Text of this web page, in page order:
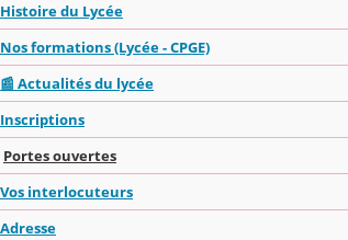
Histoire du Lycée
Nos formations (Lycée - CPGE)
📰 Actualités du lycée
Inscriptions
Portes ouvertes
Vos interlocuteurs
Adresse